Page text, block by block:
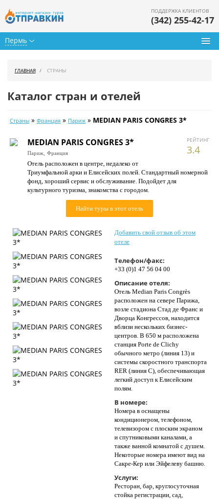
Пермь
ПОДДЕРЖКА КЛИЕНТОВ
(342) 255-42-17
Календарь туров
Цены дня
Страны
Как купить
Контакты
ГЛАВНАЯ СТРАНЫ
Каталог стран и отелей
Страны » Франция » Париж » MEDIAN PARIS CONGRES 3*
РЕЙТИНГ
3.4
MEDIAN PARIS CONGRES 3*
Париж, Франция
Отель расположен в центре, недалеко от
Триумфальной арки и Елисейских полей. Стандартный номерной
фонд, хороший сервис и обслуживание. Подойдет для
культурного туризма, знакомства с городом.
Найти туры в этот отель
Добавить свой отзыв об этом
отеле
Телефон/факс:
+33 (0)1 47 56 04 00
Описание отеля:
Отель Median Paris Congrès
расположен на севере Парижа,
возле стадиона Стад де Франс и
Дворца Конгрессов, находится
вблизи нескольких бизнес-
центров. В 650 м расположена
станция Porte de Clichy
обычного метро (линия 13) и
системы скоростного транспорта
RER (линия C), обеспечивающая
легкий доступ к Елисейским
полям.
В номере:
Номера в оснащены
кондиционером, телефоном,
телевизором с плоским экраном
и спутниковыми каналами, а
также ванной комнатой с душем.
Некоторые номера имеют вид на
Сакре-Кер или Эйфелеву башню.
Услуги:
Ресторан, бар, круглосуточная
стойка регистрации, сад,